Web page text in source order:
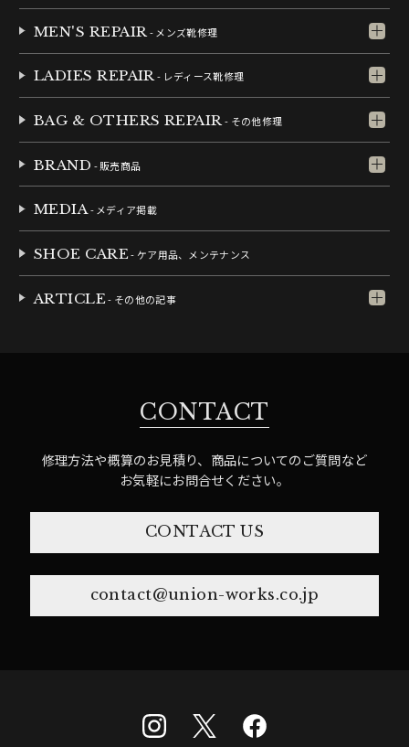
MEN'S REPAIR - メンズ靴修理
LADIES REPAIR- レディース靴修理
BAG & OTHERS REPAIR- その他修理
BRAND - 販売商品
MEDIA- メディア掲載
SHOE CARE- ケア用品、メンテナンス
ARTICLE- その他の記事
CONTACT
修理方法や概算のお見積り、商品についてのご質問など
お気軽にお問合せください。
CONTACT US
contact@union-works.co.jp